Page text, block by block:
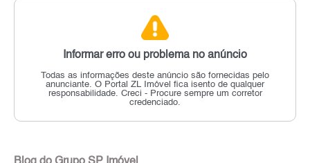
Informar erro ou problema no anúncio
Todas as informações deste anúncio são fornecidas pelo
anunciante. O Portal ZL Imóvel fica isento de qualquer
responsabilidade. Creci - Procure sempre um corretor
credenciado.